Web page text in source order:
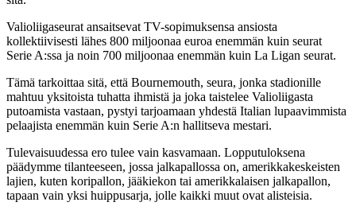
Valioliigaseurat ansaitsevat TV-sopimuksensa ansiosta
kollektiivisesti lähes 800 miljoonaa euroa enemmän kuin seurat
Serie A:ssa ja noin 700 miljoonaa enemmän kuin La Ligan seurat.
Tämä tarkoittaa sitä, että Bournemouth, seura, jonka stadionille
mahtuu yksitoista tuhatta ihmistä ja joka taistelee Valioliigasta
putoamista vastaan, pystyi tarjoamaan yhdestä Italian lupaavimmista
pelaajista enemmän kuin Serie A:n hallitseva mestari.
Tulevaisuudessa ero tulee vain kasvamaan. Lopputuloksena
päädymme tilanteeseen, jossa jalkapallossa on, amerikkakeskeisten
lajien, kuten koripallon, jääkiekon tai amerikkalaisen jalkapallon,
tapaan vain yksi huippusarja, jolle kaikki muut ovat alisteisia.